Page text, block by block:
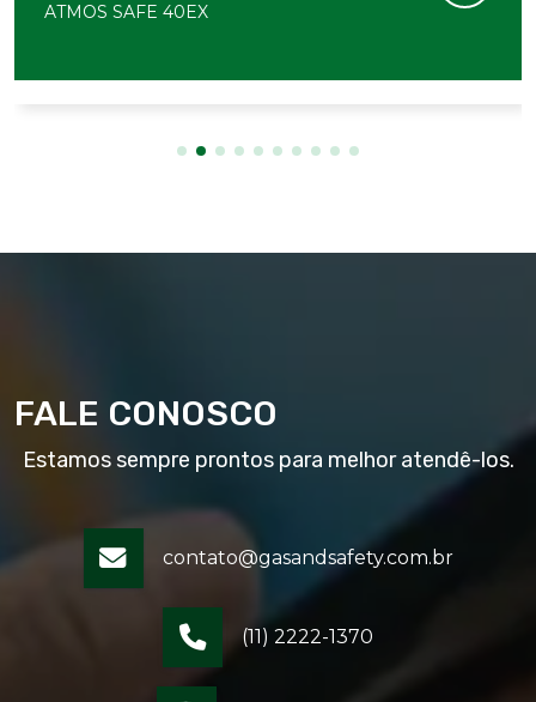
ATMOS SAFE 30EX
FALE CONOSCO
Estamos sempre prontos para melhor atendê-los.
contato@gasandsafety.com.br
(11) 2222-1370